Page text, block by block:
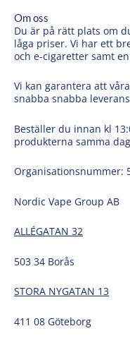
Om oss
Du är på rätt plats om
låga priser. Vi har ett
och e-cigaretter samt
Vi kan garantera att
snabba snabba
Beställer du innan kl
produkterna samma
Organisationsnummer:
Nordic Vape Group AB
ALLÉGATAN 32
503 34 Borås
STORA NYGATAN 13
411 08 Göteborg